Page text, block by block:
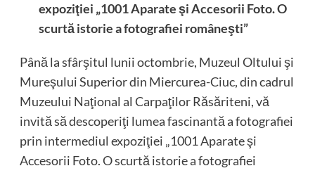
expoziţiei „1001 Aparate şi Accesorii Foto. O
scurtă istorie a fotografiei româneşti”
Până la sfârşitul lunii octombrie, Muzeul Oltului şi
Mureşului Superior din Miercurea-Ciuc, din cadrul
Muzeului Naţional al Carpaţilor Răsăriteni, vă
invită să descoperiţi lumea fascinantă a fotografiei
prin intermediul expoziţiei „1001 Aparate şi
Accesorii Foto. O scurtă istorie a fotografiei